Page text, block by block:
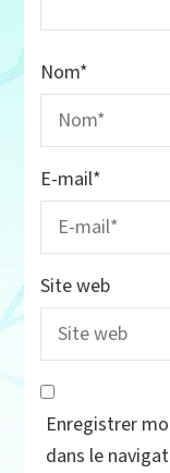
Nom*
E-mail*
Site web
Enregistrer
dans le